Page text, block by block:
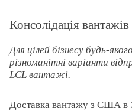
Консолідація вантажів
Для цілей бізнесу будь-
різноманітні варіанти
LCL вантажі.
Доставка вантажу з США в